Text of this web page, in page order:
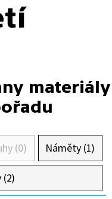
materiály
(0) Náměty (1)
(2)